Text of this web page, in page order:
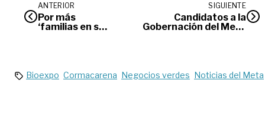
ANTERIOR
Por más
‘familias en su
SIGUIENTE
Candidatos a la
Gobernación del Meta
Bioexpo Cormacarena Negocios verdes Noticias del Meta